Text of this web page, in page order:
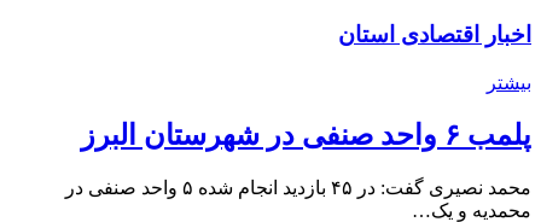
اخبار اقتصادی استان
بیشتر
پلمب ۶ واحد صنفی در شهرستان البرز
محمد نصیری گفت: در ۴۵ بازدید انجام شده ۵ واحد صنفی در
محمدیه و یک…